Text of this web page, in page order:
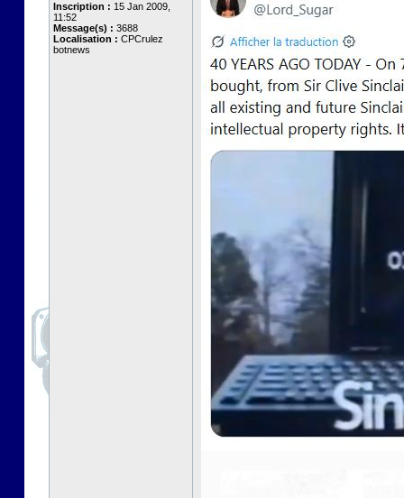
Inscription : 15 Jan 2009,
11:52
Message(s) : 3688
Localisation : CPCrulez
botnews